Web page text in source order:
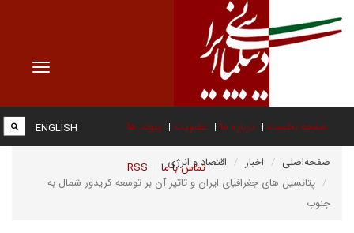
Toggle
صفحه نخست درباره ما عضویت پیوند ها
تماس با ما RSS
ENGLISH
صفحه‌اصلی اخبار
اقتصاد و انرژی
پتانسیل های جغرافیای ایران و تاثیر آن بر توسعه کریدور شمال به
جنوب